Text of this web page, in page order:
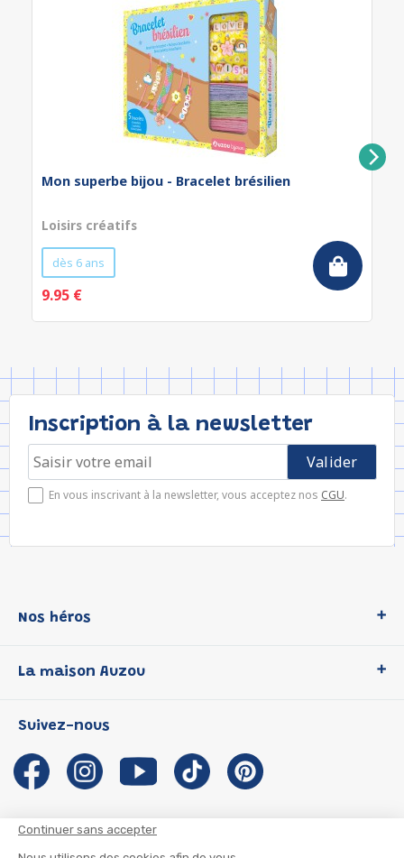
Continuer sans accepter
Mon superbe bijou - Bracelet brésilien
Loisirs créatifs
dès 6 ans
9.95 €
Inscription à la newsletter
En vous inscrivant à la newsletter, vous acceptez nos CGU.
Nos héros
P'tit Loup
Les Influenceuses
Migali
Petite Taupe
La maison Auzou
Notre histoire
Auzou s'engage
Auteurs et illustrateurs Auzou
Suivez-nous